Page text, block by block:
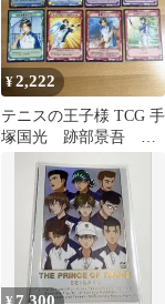
¥2,222
テニスの王子様 TCG 手
塚国光 跡部景吾 プ
7,300